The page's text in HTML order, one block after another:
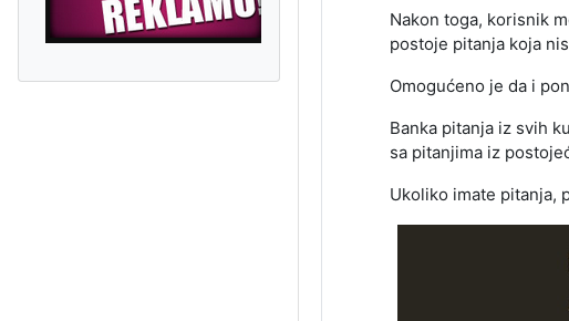
Nakon toga, korisnik
postoje pitanja koja
Omogućeno je da i
Banka pitanja iz svih
sa pitanjima iz
Ukoliko imate pitanja,